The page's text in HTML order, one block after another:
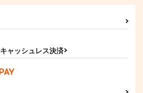
キャッシュレス決済